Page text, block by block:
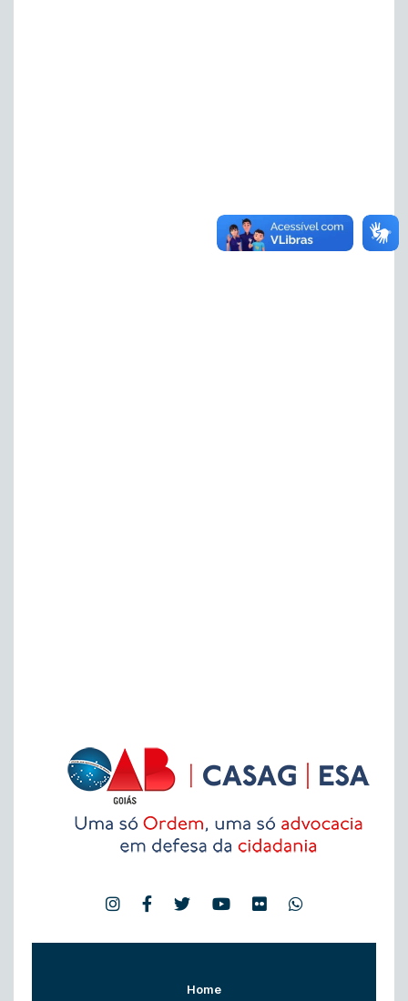
Home